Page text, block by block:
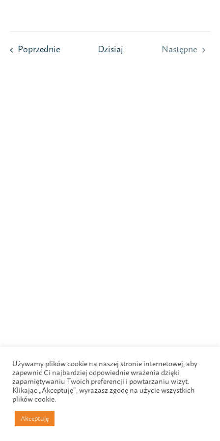
PoprzednieWydarzeniaDzisiaj
Następne
Używamy plików cookie na naszej stronie internetowej, aby
zapewnić Ci najbardziej odpowiednie wrażenia dzięki
zapamiętywaniu Twoich preferencji i powtarzaniu wizyt.
Klikając „Akceptuję”, wyrażasz zgodę na użycie wszystkich
plików cookie.
Akceptuję